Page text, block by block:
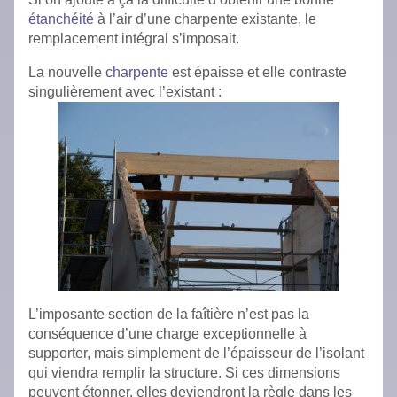
étanchéité à l’air d’une charpente existante, le
remplacement intégral s’imposait.
La nouvelle charpente est épaisse et elle contraste
singulièrement avec l’existant :
L’imposante section de la faîtière n’est pas la
conséquence d’une charge exceptionnelle à
supporter, mais simplement de l’épaisseur de l’isolant
qui viendra remplir la structure. Si ces dimensions
peuvent étonner, elles deviendront la règle dans les